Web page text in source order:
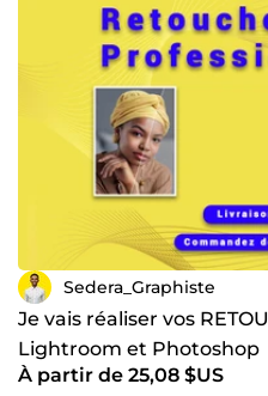
Sedera_Graphiste
Je vais réaliser vos
Lightroom et Photoshop
À partir de 25,08 $US